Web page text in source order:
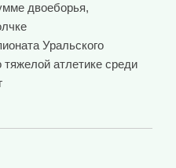
двоеборья,
Уральского
тяжелой атлетике среди